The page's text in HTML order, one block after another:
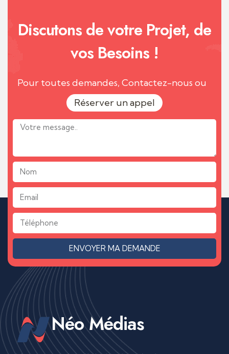
Discutons de votre Projet, de
vos Besoins !
Pour toutes demandes, Contactez-nous ou
Réserver un appel
ENVOYER MA DEMANDE
Néo Médias